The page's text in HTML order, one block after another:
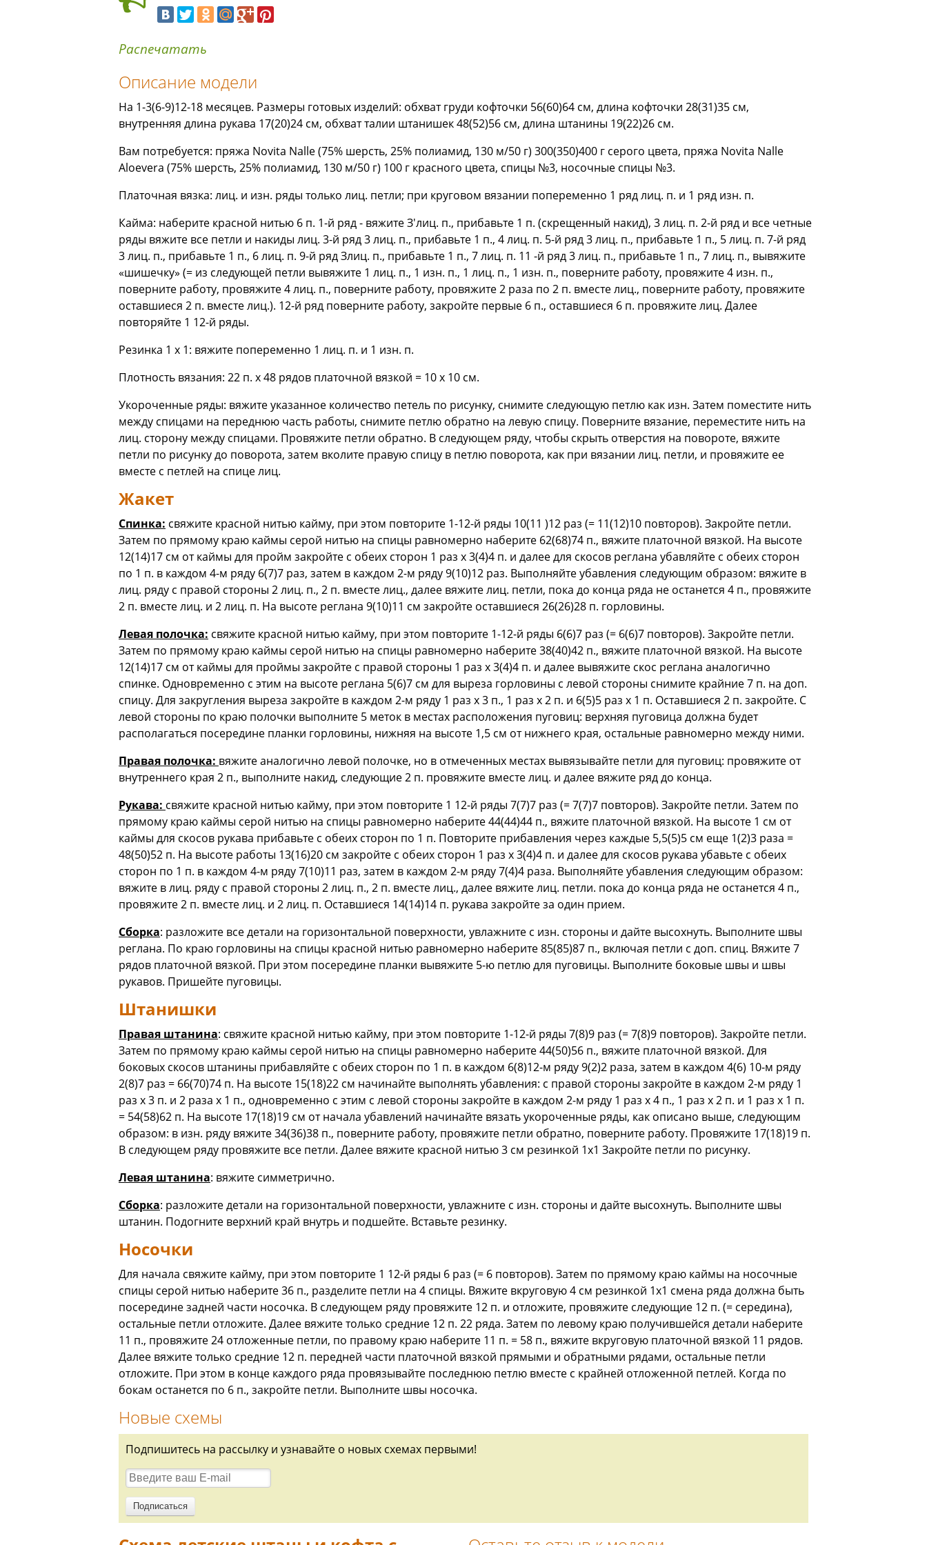
Распечатать
Описание модели
На 1-3(6-9)12-18 месяцев. Размеры готовых изделий: обхват груди кофточки 56(60)64 см, длина кофточки 28(31)35 см,
внутренняя длина рукава 17(20)24 см, обхват талии штанишек 48(52)56 см, длина штанины 19(22)26 см.
Вам потребуется: пряжа Novita Nalle (75% шерсть, 25% полиамид, 130 м/50 г) 300(350)400 г серого цвета, пряжа Novita Nalle
Aloevera (75% шерсть, 25% полиамид, 130 м/50 г) 100 г красного цвета, спицы №3, носочные спицы №3.
Платочная вязка: лиц. и изн. ряды только лиц. петли; при круговом вязании попеременно 1 ряд лиц. п. и 1 ряд изн. п.
Кайма: наберите красной нитью 6 п. 1-й ряд - вяжите З'лиц. п., прибавьте 1 п. (скрещенный накид), 3 лиц. п. 2-й ряд и все четные
ряды вяжите все петли и накиды лиц. 3-й ряд 3 лиц. п., прибавьте 1 п., 4 лиц. п. 5-й ряд 3 лиц. п., прибавьте 1 п., 5 лиц. п. 7-й ряд
3 лиц. п., прибавьте 1 п., 6 лиц. п. 9-й ряд Злиц. п., прибавьте 1 п., 7 лиц. п. 11 -й ряд 3 лиц. п., прибавьте 1 п., 7 лиц. п., вывяжите
«шишечку» (= из следующей петли вывяжите 1 лиц. п., 1 изн. п., 1 лиц. п., 1 изн. п., поверните работу, провяжите 4 изн. п.,
поверните работу, провяжите 4 лиц. п., поверните работу, провяжите 2 раза по 2 п. вместе лиц., поверните работу, провяжите
оставшиеся 2 п. вместе лиц.). 12-й ряд поверните работу, закройте первые 6 п., оставшиеся 6 п. провяжите лиц. Далее
повторяйте 1 12-й ряды.
Резинка 1 х 1: вяжите попеременно 1 лиц. п. и 1 изн. п.
Плотность вязания: 22 п. х 48 рядов платочной вязкой = 10 х 10 см.
Укороченные ряды: вяжите указанное количество петель по рисунку, снимите следующую петлю как изн. Затем поместите нить
между спицами на переднюю часть работы, снимите петлю обратно на левую спицу. Поверните вязание, переместите нить на
лиц. сторону между спицами. Провяжите петли обратно. В следующем ряду, чтобы скрыть отверстия на повороте, вяжите
петли по рисунку до поворота, затем вколите правую спицу в петлю поворота, как при вязании лиц. петли, и провяжите ее
вместе с петлей на спице лиц.
Жакет
Спинка: свяжите красной нитью кайму, при этом повторите 1-12-й ряды 10(11 )12 раз (= 11(12)10 повторов). Закройте петли.
Затем по прямому краю каймы серой нитью на спицы равномерно наберите 62(68)74 п., вяжите платочной вязкой. На высоте
12(14)17 см от каймы для пройм закройте с обеих сторон 1 раз х 3(4)4 п. и далее для скосов реглана убавляйте с обеих сторон
по 1 п. в каждом 4-м ряду 6(7)7 раз, затем в каждом 2-м ряду 9(10)12 раз. Выполняйте убавления следующим образом: вяжите в
лиц. ряду с правой стороны 2 лиц. п., 2 п. вместе лиц., далее вяжите лиц. петли, пока до конца ряда не останется 4 п., провяжите
2 п. вместе лиц. и 2 лиц. п. На высоте реглана 9(10)11 см закройте оставшиеся 26(26)28 п. горловины.
Левая полочка: свяжите красной нитью кайму, при этом повторите 1-12-й ряды 6(6)7 раз (= 6(6)7 повторов). Закройте петли.
Затем по прямому краю каймы серой нитью на спицы равномерно наберите 38(40)42 п., вяжите платочной вязкой. На высоте
12(14)17 см от каймы для проймы закройте с правой стороны 1 раз х 3(4)4 п. и далее вывяжите скос реглана аналогично
спинке. Одновременно с этим на высоте реглана 5(6)7 см для выреза горловины с левой стороны снимите крайние 7 п. на доп.
спицу. Для закругления выреза закройте в каждом 2-м ряду 1 раз х 3 п., 1 раз х 2 п. и 6(5)5 раз х 1 п. Оставшиеся 2 п. закройте. С
левой стороны по краю полочки выполните 5 меток в местах расположения пуговиц: верхняя пуговица должна будет
располагаться посередине планки горловины, нижняя на высоте 1,5 см от нижнего края, остальные равномерно между ними.
Правая полочка: вяжите аналогично левой полочке, но в отмеченных местах вывязывайте петли для пуговиц: провяжите от
внутреннего края 2 п., выполните накид, следующие 2 п. провяжите вместе лиц. и далее вяжите ряд до конца.
Рукава: свяжите красной нитью кайму, при этом повторите 1 12-й ряды 7(7)7 раз (= 7(7)7 повторов). Закройте петли. Затем по
прямому краю каймы серой нитью на спицы равномерно наберите 44(44)44 п., вяжите платочной вязкой. На высоте 1 см от
каймы для скосов рукава прибавьте с обеих сторон по 1 п. Повторите прибавления через каждые 5,5(5)5 см еще 1(2)3 раза =
48(50)52 п. На высоте работы 13(16)20 см закройте с обеих сторон 1 раз х 3(4)4 п. и далее для скосов рукава убавьте с обеих
сторон по 1 п. в каждом 4-м ряду 7(10)11 раз, затем в каждом 2-м ряду 7(4)4 раза. Выполняйте убавления следующим образом:
вяжите в лиц. ряду с правой стороны 2 лиц. п., 2 п. вместе лиц., далее вяжите лиц. петли. пока до конца ряда не останется 4 п.,
провяжите 2 п. вместе лиц. и 2 лиц. п. Оставшиеся 14(14)14 п. рукава закройте за один прием.
Сборка: разложите все детали на горизонтальной поверхности, увлажните с изн. стороны и дайте высохнуть. Выполните швы
реглана. По краю горловины на спицы красной нитью равномерно наберите 85(85)87 п., включая петли с доп. спиц. Вяжите 7
рядов платочной вязкой. При этом посередине планки вывяжите 5-ю петлю для пуговицы. Выполните боковые швы и швы
рукавов. Пришейте пуговицы.
Штанишки
Правая штанина: свяжите красной нитью кайму, при этом повторите 1-12-й ряды 7(8)9 раз (= 7(8)9 повторов). Закройте петли.
Затем по прямому краю каймы серой нитью на спицы равномерно наберите 44(50)56 п., вяжите платочной вязкой. Для
боковых скосов штанины прибавляйте с обеих сторон по 1 п. в каждом 6(8)12-м ряду 9(2)2 раза, затем в каждом 4(6) 10-м ряду
2(8)7 раз = 66(70)74 п. На высоте 15(18)22 см начинайте выполнять убавления: с правой стороны закройте в каждом 2-м ряду 1
раз х 3 п. и 2 раза х 1 п., одновременно с этим с левой стороны закройте в каждом 2-м ряду 1 раз х 4 п., 1 раз х 2 п. и 1 раз х 1 п.
= 54(58)62 п. На высоте 17(18)19 см от начала убавлений начинайте вязать укороченные ряды, как описано выше, следующим
образом: в изн. ряду вяжите 34(36)38 п., поверните работу, провяжите петли обратно, поверните работу. Провяжите 17(18)19 п.
В следующем ряду провяжите все петли. Далее вяжите красной нитью 3 см резинкой 1x1 Закройте петли по рисунку.
Левая штанина: вяжите симметрично.
Сборка: разложите детали на горизонтальной поверхности, увлажните с изн. стороны и дайте высохнуть. Выполните швы
штанин. Подогните верхний край внутрь и подшейте. Вставьте резинку.
Носочки
Для начала свяжите кайму, при этом повторите 1 12-й ряды 6 раз (= 6 повторов). Затем по прямому краю каймы на носочные
спицы серой нитью наберите 36 п., разделите петли на 4 спицы. Вяжите вкруговую 4 см резинкой 1x1 смена ряда должна быть
посередине задней части носочка. В следующем ряду провяжите 12 п. и отложите, провяжите следующие 12 п. (= середина),
остальные петли отложите. Далее вяжите только средние 12 п. 22 ряда. Затем по левому краю получившейся детали наберите
11 п., провяжите 24 отложенные петли, по правому краю наберите 11 п. = 58 п., вяжите вкруговую платочной вязкой 11 рядов.
Далее вяжите только средние 12 п. передней части платочной вязкой прямыми и обратными рядами, остальные петли
отложите. При этом в конце каждого ряда провязывайте последнюю петлю вместе с крайней отложенной петлей. Когда по
бокам останется по 6 п., закройте петли. Выполните швы носочка.
Новые схемы
Подпишитесь на рассылку и узнавайте о новых схемах первыми!